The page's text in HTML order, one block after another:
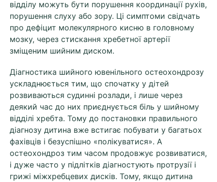
відділу можуть бути порушення координації рухів,
порушення слуху або зору. Ці симптоми свідчать
про дефіцит молекулярного кисню в головному
мозку, через стискання хребетної артерії
зміщеним шийним диском.
Діагностика шийного ювенільного остеохондрозу
ускладнюється тим, що спочатку у дітей
розвиваються судинні розлади, і лише через
деякий час до них приєднується біль у шийному
відділі хребта. Тому до постановки правильного
діагнозу дитина вже встигає побувати у багатьох
фахівців і безуспішно «полікуватися». А
остеохондроз тим часом продовжує розвиватися,
і дуже часто у підлітків діагностують протрузії і
грижі міжхребцевих дисків. Тому, якщо дитина